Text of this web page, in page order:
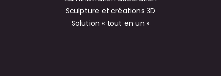
Sculpture et créations 3D
Solution « tout en un »